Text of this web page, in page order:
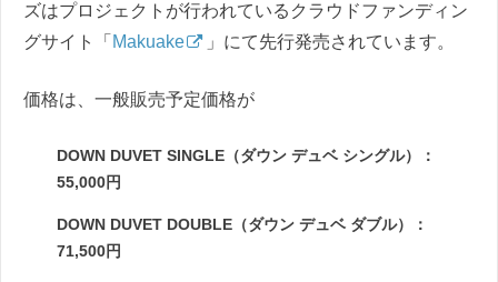
ズはプロジェクトが行われているクラウドファンディン
グサイト「 Makuake 」にて先行発売されています。
価格は、一般販売予定価格が
DOWN DUVET SINGLE（ダウン デュベ シングル）：
55,000円
DOWN DUVET DOUBLE（ダウン デュベ ダブル）：
71,500円